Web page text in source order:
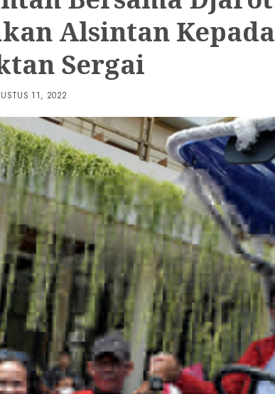
Alsintan Kepada
Sergai
11, 2022